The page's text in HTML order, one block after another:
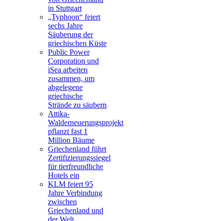
in Stuttgart
„Typhoon“ feiert
sechs Jahre
Säuberung der
griechischen Küste
Public Power
Corporation und
iSea arbeiten
zusammen, um
abgelegene
griechische
Strände zu säubern
Attika-
Walderneuerungsprojekt
pflanzt fast 1
Million Bäume
Griechenland führt
Zertifizierungssiegel
für tierfreundliche
Hotels ein
KLM feiert 95
Jahre Verbindung
zwischen
Griechenland und
der Welt